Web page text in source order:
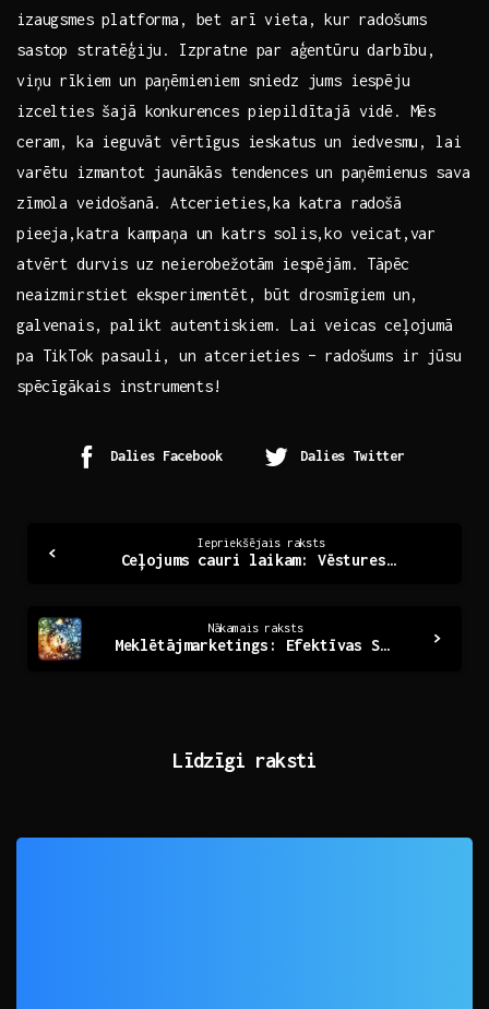
izaugsmes platforma, bet arī vieta, kur ⁤radošums
sastop stratēģiju. Izpratne par⁤ aģentūru darbību, ​
viņu rīkiem un ‌paņēmieniem sniedz jums iespēju
izcelties šajā konkurences ‌piepildītajā vidē. Mēs
ceram, ⁢ka ieguvāt‍ vērtīgus ieskatus un iedvesmu, lai
‌varētu izmantot jaunākās‍ tendences ⁢un​ paņēmienus sava
zīmola veidošanā. Atcerieties,ka katra​ radošā
pieeja,katra kampaņa un katrs solis,ko veicat,var
atvērt durvis uz neierobežotām⁤ iespējām. ⁣Tāpēc
neaizmirstiet eksperimentēt, būt drosmīgiem⁤ un,
galvenais, palikt autentiskiem. Lai‍ veicas ceļojumā
pa​ TikTok pasauli, un atcerieties – radošums ir jūsu
⁣spēcīgākais⁢ instruments!
Dalies Facebook Dalies Twitter
Iepriekšējais raksts
Ceļojums cauri laikam: Vēstures noslēpumi un mantojums
Nākamais raksts
Meklētājmarketings: Efektīvas Stratēģijas Jūsu Uzņēmumam
Līdzīgi raksti